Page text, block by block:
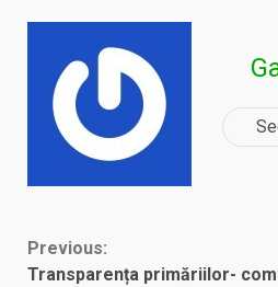
Continue
Previous:
Transparența primăriilor-